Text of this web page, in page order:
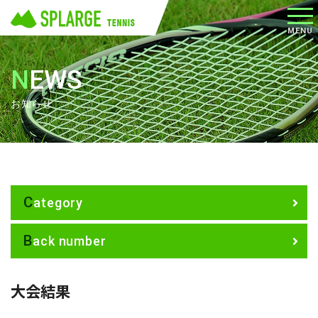
NEWS
お知らせ
Category
Back number
大会結果
メニ
ュー
MENU